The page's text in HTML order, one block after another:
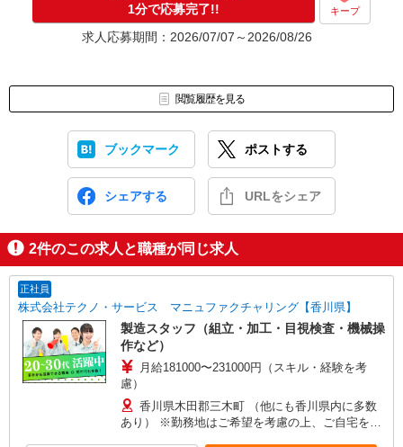
1分で応募完了!! キープ
求人応募期間：2026/07/07～2026/08/26
閲覧履歴を見る
ブックマーク ポストする
シェアする URLをシェア
2件のこの求人と職種が同じ求人
正社員
株式会社テクノ・サービス マニュファクチャリング【香川県】
製造スタッフ（組立・加工・目視検査・機械操
作など）
月給181000〜231000円（スキル・経験を考
慮）
香川県木田郡三木町 （他にも香川県内に多数
あり） ※勤務地はご希望を考慮の上、ご自宅を中